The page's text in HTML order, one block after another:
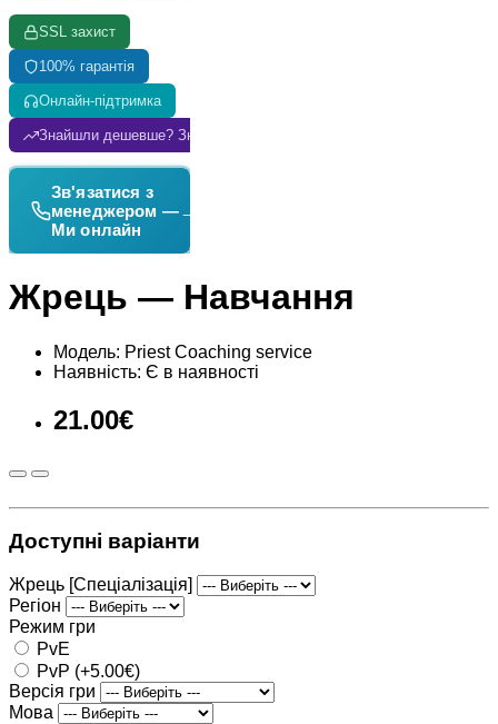
SSL захист
100% гарантія
Онлайн-підтримка
Знайшли дешевше? Знизимо ціну!
Зв'язатися з
менеджером —
Ми онлайн
→
Жрець — Навчання
Модель: Priest Coaching service
Наявність: Є в наявності
21.00€
Доступні варіанти
Жрець [Спеціалізація]
Регіон
Режим гри
PvE
PvP (+5.00€)
Версія гри
Мова